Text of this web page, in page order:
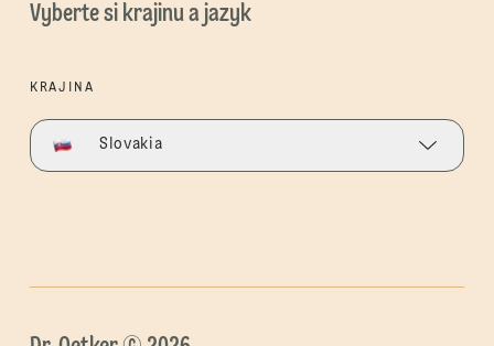
Vyberte si krajinu a jazyk
KRAJINA
Slovakia